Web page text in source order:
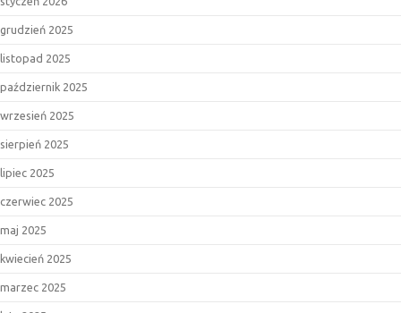
grudzień 2025
listopad 2025
październik 2025
wrzesień 2025
sierpień 2025
lipiec 2025
czerwiec 2025
maj 2025
kwiecień 2025
marzec 2025